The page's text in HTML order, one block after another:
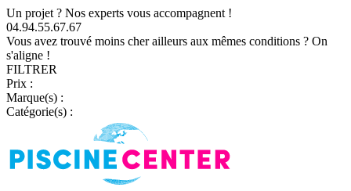
Un projet ? Nos experts vous accompagnent !
04.94.55.67.67
Vous avez trouvé moins cher ailleurs aux mêmes conditions ? On
s'aligne !
FILTRER
Prix :
Marque(s) :
Catégorie(s) :